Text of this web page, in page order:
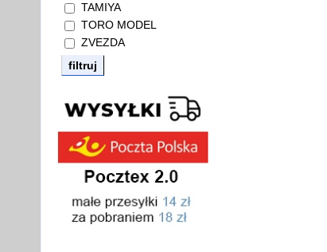
TAMIYA
TORO MODEL
ZVEZDA